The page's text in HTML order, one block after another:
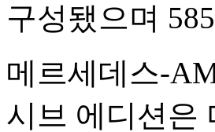
구성됐으며
메르세데스-
시브 에디션은